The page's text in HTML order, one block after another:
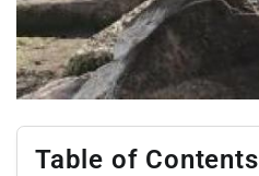
Table of Contents